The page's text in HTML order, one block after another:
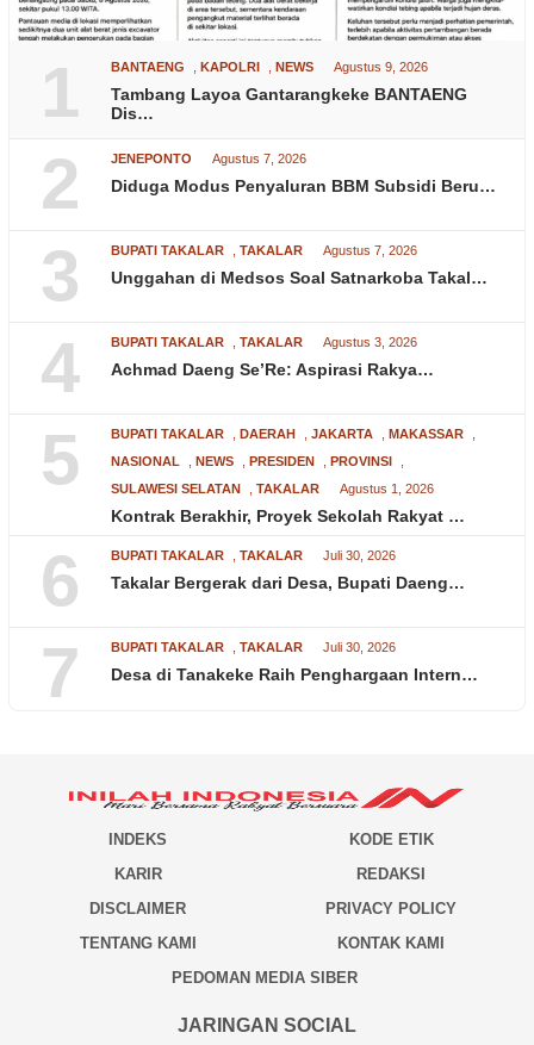
1 BANTAENG KAPOLRI NEWS Agustus 9, 2026
Tambang Layoa Gantarangkeke BANTAENG
Dis…
2 JENEPONTO Agustus 7, 2026
Diduga Modus Penyaluran BBM Subsidi Beru…
3 BUPATI TAKALAR TAKALAR Agustus 7, 2026
Unggahan di Medsos Soal Satnarkoba Takal…
4 BUPATI TAKALAR TAKALAR Agustus 3, 2026
Achmad Daeng Se’Re: Aspirasi Rakya…
5 BUPATI TAKALAR DAERAH JAKARTA MAKASSAR
NASIONAL
NEWS PRESIDEN PROVINSI
SULAWESI SELATAN
TAKALAR Agustus 1, 2026
Kontrak Berakhir, Proyek Sekolah Rakyat …
6 BUPATI TAKALAR TAKALAR Juli 30, 2026
Takalar Bergerak dari Desa, Bupati Daeng…
7 BUPATI TAKALAR TAKALAR Juli 30, 2026
Desa di Tanakeke Raih Penghargaan Intern…
INDEKS
KODE ETIK
KARIR
REDAKSI
DISCLAIMER
PRIVACY POLICY
TENTANG KAMI
KONTAK KAMI
PEDOMAN MEDIA SIBER
JARINGAN SOCIAL